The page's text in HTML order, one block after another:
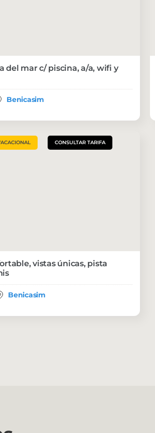
del mar c/ piscina, a/a, wifi y
Benicasim
CONSULTAR TARIFA
vistas únicas, pista
Benicasim